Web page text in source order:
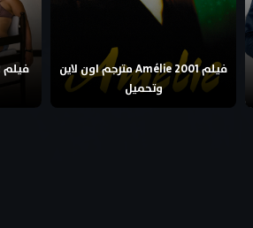
فيلم Amélie 2001 مترجم اون لاين
وتحميل